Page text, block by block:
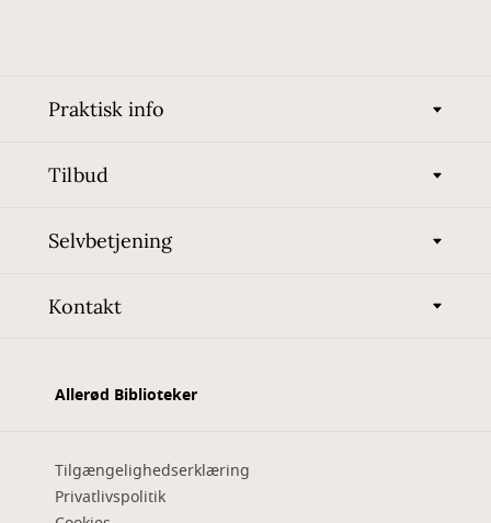
Praktisk info
Tilbud
Selvbetjening
Kontakt
Allerød Biblioteker
Tilgængelighedserklæring
Privatlivspolitik